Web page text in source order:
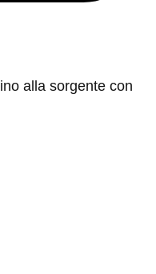
alla sorgente con